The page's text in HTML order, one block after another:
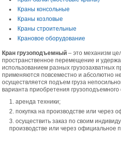
Краны консольные
Краны козловые
Краны строительные
Крановое оборудование
Кран грузоподъемный– это механизм
пространственное перемещение и
использованием разных грузозахватных
применяются повсеместно и абсолютно
осуществляется подъем груза
варианта приобретения
аренда техники;
покупка на производстве или через
осуществить заказ по своим
производстве или через официальное